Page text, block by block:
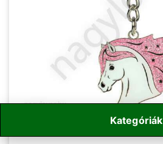
Kategóriák
WhiteStar kulcstartó